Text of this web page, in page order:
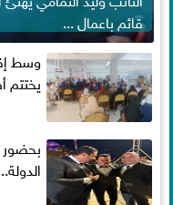
قائم باعمال ...
وسط
يختتم
بحضور